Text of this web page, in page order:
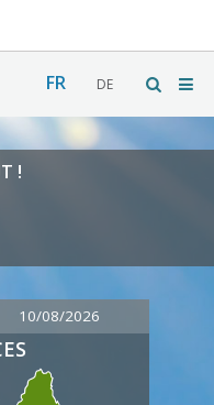
FR DE
!
10/08/2026